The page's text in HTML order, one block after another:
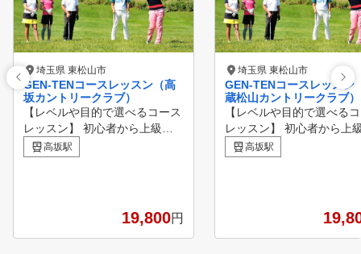
埼玉県 東松山市
GEN-TENコースレッスン（高
坂カントリークラブ）
【レベルや目的で選べるコース
レッスン】 初心者から上級者
まで、「楽しく上達」を実感で
きる豊富なレッスンメニューか
セスと練習環境に優れたゴルフ
コース】 東京、千葉、埼玉、
名古屋、大阪近郊の24コースで
高坂駅
19,800円
埼玉県 東松山市
GEN-TENコースレッスン
蔵松山カントリークラブ）
【レベルや目的で選べる
レッスン】 初心者から上
まで、「楽しく上達」を
きる豊富なレッスンメニ
セスと練習環境に優れた
コース】 東京、千葉、埼
名古屋、大阪近郊の24コ
高坂駅